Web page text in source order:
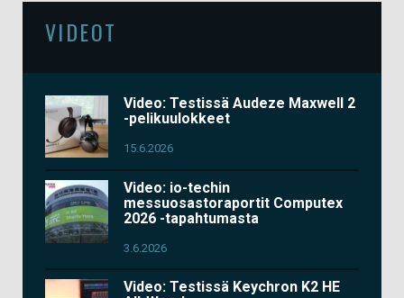
VIDEOT
Video: Testissä Audeze Maxwell 2
-pelikuulokkeet
15.6.2026
Video: io-techin
messuosastoraportit Computex
2026 -tapahtumasta
3.6.2026
Video: Testissä Keychron K2 HE